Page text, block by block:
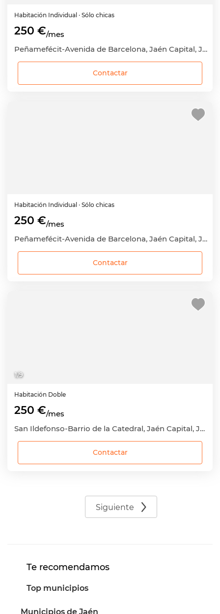
Habitación Individual · Sólo chicas
250 €/mes
Peñamefécit-Avenida de Barcelona, Jaén Capital, Jaén
Contactar
Habitación Individual · Sólo chicas
250 €/mes
Peñamefécit-Avenida de Barcelona, Jaén Capital, Jaén
Contactar
1/9
Habitación Doble
250 €/mes
San Ildefonso-Barrio de la Catedral, Jaén Capital, Jaén
Contactar
Siguiente
Te recomendamos
Top municipios
Municipios de Jaén